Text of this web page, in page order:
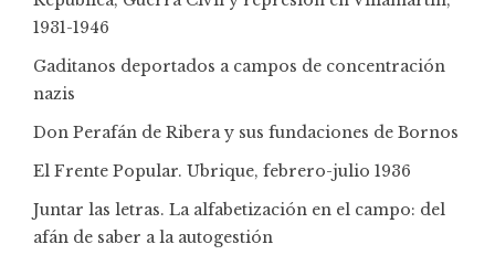
1931-1946
Gaditanos deportados a campos de concentración
nazis
Don Perafán de Ribera y sus fundaciones de Bornos
El Frente Popular. Ubrique, febrero-julio 1936
Juntar las letras. La alfabetización en el campo: del
afán de saber a la autogestión